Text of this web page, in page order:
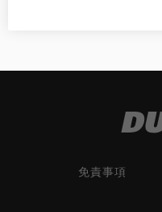
免責事項